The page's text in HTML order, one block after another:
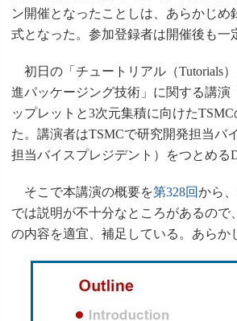
JASA発IoT通
IHSアナリス
ための新行動
ン開催となったことしは、あらかじ
式となった。参加登録者は開催後も一
初日の「チュートリアル（Tutorials
進パッケージング技術」に関する講演
ップレットと3次元集積に向けた
た。講演者はTSMCで研究開発担当バ
担当バイスプレジデント）をつとめる
そこで本講演の概要を第328回から
では説明が不十分なところがあるの
の内容を適宜、補足している。あらか